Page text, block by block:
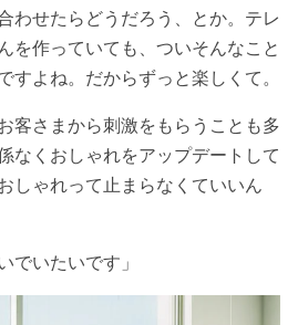
わせたらどうだろう、とか。テレ
を作っていても、ついそんなこと
すよね。だからずっと楽しくて。
客さまから刺激をもらうことも多
なくおしゃれをアップデートして
しゃれって止まらなくていいん
でいたいです」